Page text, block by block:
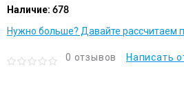
Наличие: 678
Нужно больше? Давайте рассчитаем
0 отзывов Написать